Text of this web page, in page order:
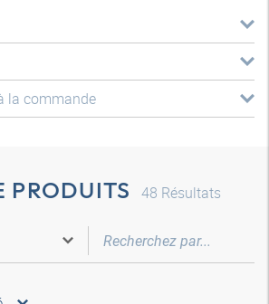
la commande
PRODUITS 48 Résultats